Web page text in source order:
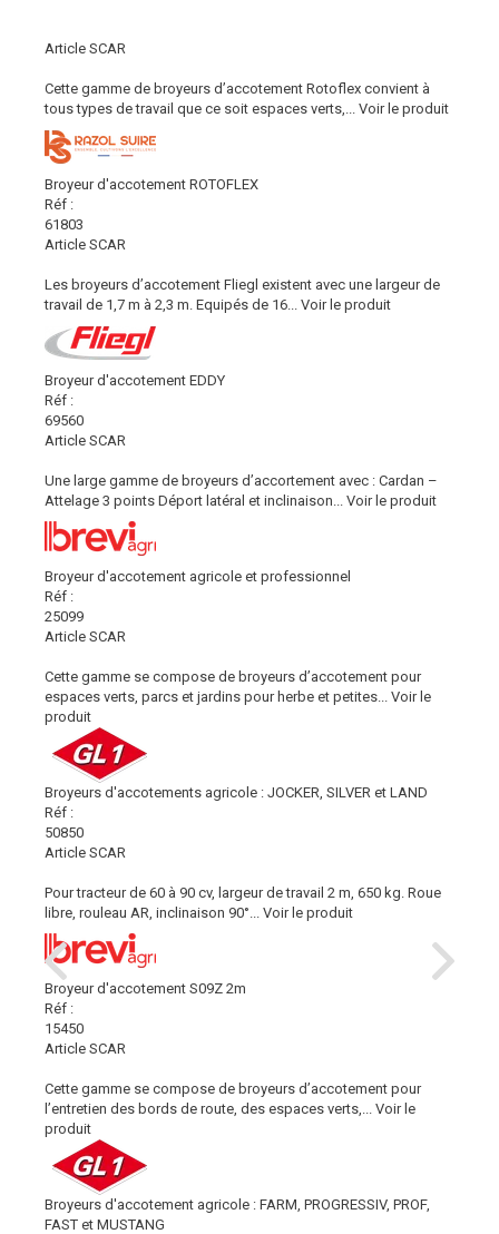
Article SCAR
Cette gamme de broyeurs d’accotement Rotoflex convient à
tous types de travail que ce soit espaces verts,...
Voir le produit
Broyeur d'accotement ROTOFLEX
Réf :
61803
Article SCAR
Les broyeurs d’accotement Fliegl existent avec une largeur de
travail de 1,7 m à 2,3 m. Equipés de 16...
Voir le produit
Broyeur d'accotement EDDY
Réf :
69560
Article SCAR
Une large gamme de broyeurs d’accortement avec : Cardan –
Attelage 3 points Déport latéral et inclinaison...
Voir le produit
Broyeur d'accotement agricole et professionnel
Réf :
25099
Article SCAR
Cette gamme se compose de broyeurs d’accotement pour
espaces verts, parcs et jardins pour herbe et petites...
Voir le
produit
Broyeurs d'accotements agricole : JOCKER, SILVER et LAND
Réf :
50850
Article SCAR
Pour tracteur de 60 à 90 cv, largeur de travail 2 m, 650 kg. Roue
libre, rouleau AR, inclinaison 90°...
Voir le produit
Broyeur d'accotement S09Z 2m
Réf :
15450
Article SCAR
Cette gamme se compose de broyeurs d’accotement pour
l’entretien des bords de route, des espaces verts,...
Voir le
produit
Broyeurs d'accotement agricole : FARM, PROGRESSIV, PROF,
FAST et MUSTANG